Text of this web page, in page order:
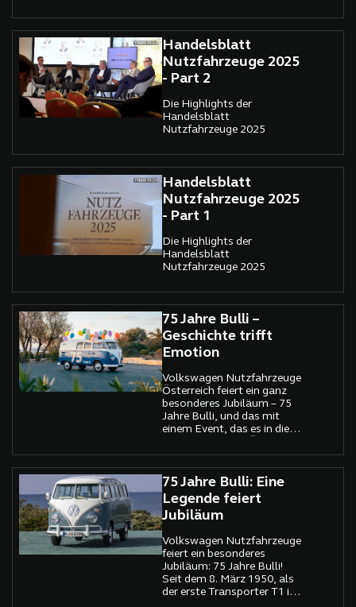
Handelsblatt
Nutzfahrzeuge 2025
- Part 2
Die Highlights der
Handelsblatt
Nutzfahrzeuge 2025
Handelsblatt
Nutzfahrzeuge 2025
- Part 1
Die Highlights der
Handelsblatt
Nutzfahrzeuge 2025
75 Jahre Bulli –
Geschichte trifft
Emotion
Volkswagen Nutzfahrzeuge
Österreich feiert ein ganz
besonderes Jubiläum – 75
Jahre Bulli, und das mit
einem Event, das es in dieser
gegeben hat. Von 16. bis 18.
Mai wird der Salzburgring
zur Bühne für Legenden auf
vier Rädern, zur
Begegnungsstätte für
Generationen von Fans und
Ikone, die mehr ist als ein
Nutzfahrzeug: der Bulli.
75 Jahre Bulli: Eine
Legende feiert
Jubiläum
Volkswagen Nutzfahrzeuge
feiert ein besonderes
Jubiläum: 75 Jahre Bulli!
Seit dem 8. März 1950, als
der erste Transporter T1 in